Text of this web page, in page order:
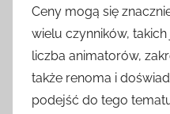
Ceny mogą się
wielu czynników,
liczba animatorów,
także renoma i
podejść do tego